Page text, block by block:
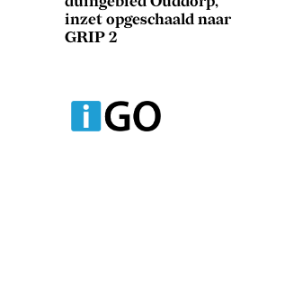
inzet opgeschaald naar
GRIP 2